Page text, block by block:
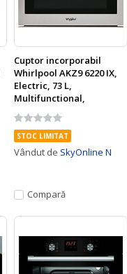
Cuptor incorporabil
Whirlpool AKZ9 6220 IX,
Electric, 73 L,
Multifunctional,
Autocuratare hidroliza,
Inox
Rating:
0%
STOC LIMITAT
Vândut de SkyOnline N
Compară